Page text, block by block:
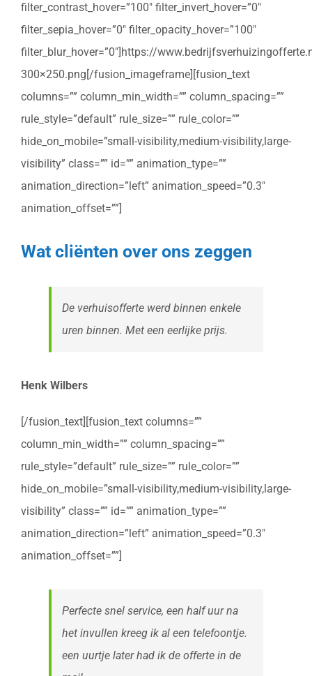
filter_contrast_hover=”100″ filter_invert_hover=”0″
filter_sepia_hover=”0″ filter_opacity_hover=”100″
filter_blur_hover=”0″]https://
300×250.png[/fusion_imageframe][fusion_text
columns=”” column_min_width=”” column_spacing=””
rule_style=”default” rule_size=”” rule_color=””
hide_on_mobile=”small-visibility,medium-visibility,large-
visibility” class=”” id=”” animation_type=””
animation_direction=”left” animation_speed=”0.3″
animation_offset=””]
Wat cliënten over ons zeggen
De verhuisofferte werd binnen enkele
uren binnen. Met een eerlijke prijs.
Henk Wilbers
[/fusion_text][fusion_text columns=””
column_min_width=”” column_spacing=””
rule_style=”default” rule_size=”” rule_color=””
hide_on_mobile=”small-visibility,medium-visibility,large-
visibility” class=”” id=”” animation_type=””
animation_direction=”left” animation_speed=”0.3″
animation_offset=””]
Perfecte snel service, een half uur na
het invullen kreeg ik al een telefoontje.
een uurtje later had ik de offerte in de